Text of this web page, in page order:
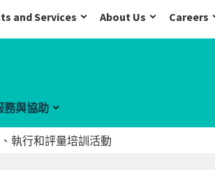
and Services About Us Careers
務與協助
執行和評量培訓活動